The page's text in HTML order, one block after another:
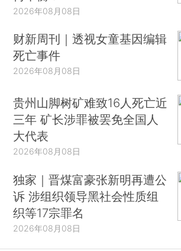
2026年08月08日
财新周刊｜透视女童基因编辑
死亡事件
2026年08月08日
贵州山脚树矿难致16人死亡近
三年 矿长涉罪被罢免全国人
大代表
2026年08月08日
独家｜晋煤富豪张新明再遭公
诉 涉组织领导黑社会性质组
织等17宗罪名
2026年08月08日